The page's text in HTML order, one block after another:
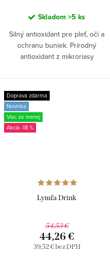
Skladom >5 ks
Silný antioxidant pre pleť, oči a
ochranu buniek. Prírodný
antioxidant z mikroriasy
energie, očí a zdravia pokožky.
Vďaka...
Doprava zdarma
Novinka
Viac za menej
-18 %
Lymfa Drink
54,53 €
39,52 € bez DPH
44,26 €